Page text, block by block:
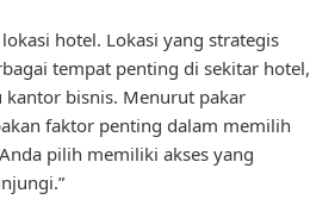
hotel. Lokasi yang strategis
tempat penting di sekitar hotel,
kantor bisnis. Menurut pakar
faktor penting dalam memilih
pilih memiliki akses yang